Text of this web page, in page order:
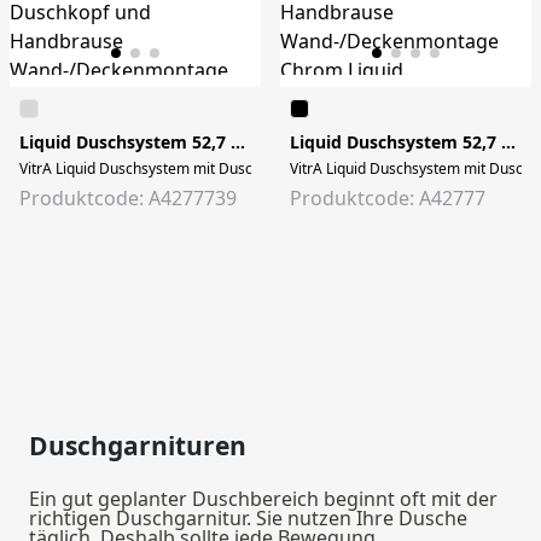
Liquid Duschsystem 52,7 x 13 x 39 cm Schwarz Hochglanz
VitrA Liquid Duschsystem mit Duschkopf und Handbrause Wand-/
Produktcode: A4277739
Liquid Duschsystem 52,7 x 13 x 39 cm Chrom
VitrA Liquid Duschsystem mit
Produktcode: A42777
Duschgarnituren
Ein gut geplanter Duschbereich beginnt oft mit der
richtigen Duschgarnitur. Sie nutzen Ihre Dusche